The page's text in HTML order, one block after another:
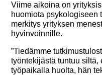
Viime aikoina on
huomiota psykologiseen
merkitys yrityksen
hyvinvoinnille.
”Tiedämme
työntekijästä tuntuu siltä,
työpaikalla huolta, hän